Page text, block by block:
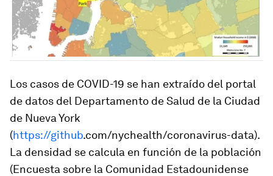
Los casos de COVID-19 se han extraído del portal
de datos del Departamento de Salud de la Ciudad
de Nueva York
(https://github.com/nychealth/coronavirus-data).
La densidad se calcula en función de la población
(Encuesta sobre la Comunidad Estadounidense